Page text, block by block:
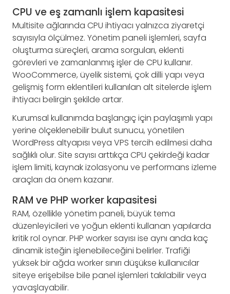
CPU ve eş zamanlı işlem kapasitesi
Multisite ağlarında CPU ihtiyacı yalnızca ziyaretçi
sayısıyla ölçülmez. Yönetim paneli işlemleri, sayfa
oluşturma süreçleri, arama sorguları, eklenti
görevleri ve zamanlanmış işler de CPU kullanır.
WooCommerce, üyelik sistemi, çok dilli yapı veya
gelişmiş form eklentileri kullanılan alt sitelerde işlem
ihtiyacı belirgin şekilde artar.
Kurumsal kullanımda başlangıç için paylaşımlı yapı
yerine ölçeklenebilir bulut sunucu, yönetilen
WordPress altyapısı veya VPS tercih edilmesi daha
sağlıklı olur. Site sayısı arttıkça CPU çekirdeği kadar
işlem limiti, kaynak izolasyonu ve performans izleme
araçları da önem kazanır.
RAM ve PHP worker kapasitesi
RAM, özellikle yönetim paneli, büyük tema
düzenleyicileri ve yoğun eklenti kullanan yapılarda
kritik rol oynar. PHP worker sayısı ise aynı anda kaç
dinamik isteğin işlenebileceğini belirler. Trafiği
yüksek bir ağda worker sınırı düşükse kullanıcılar
siteye erişebilse bile panel işlemleri takılabilir veya
yavaşlayabilir.